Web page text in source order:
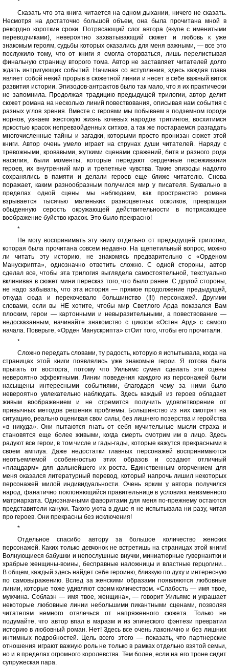
*
Сказать что эта книга читается на одном дыхании, ничего не сказать.
Несмотря на достаточно большой объем, она была прочитана мной в
рекордно короткие сроки. Потрясающий слог автора (вкупе с именитыми
переводчиками), невероятно захватывающий сюжет и любовь к уже
знакомым героям, судьбы которых оказались для меня важными, — все это
послужило тому, что от книги я смогла оторваться, лишь перелистывая
финальную страницу второго тома. Автор не заставляет читателей долго
ждать интригующих событий. Начиная со вступления, здесь каждая глава
являет собой некий прорыв в сюжетной линии и несет в себе важный виток
развития истории. Эпизодов-антрактов было так мало, что я их практически
не запомнила. Продолжая традицию предыдущей трилогии, автор делит
сюжет романа на несколько линий повествования, описывая нам события с
разных углов зрения. Вместе с героями мы побываем в подземном городе
норнов, узнаем жестокую жизнь кочевых народов тритингов, восхитимся
яркостью красок непревзойденных ситхов, а так же постараемся разгадать
многочисленные тайны и загадки, которыми просто пронизан сюжет этой
книги. Автор очень умело играет на струнах души читателей. Наряду с
тревожными, кровавыми, жуткими сценами сражений, битв и разного рода
насилия, были моменты, которые передают сердечные переживания
героев, их внутренний мир и трепетные чувства. Такие эпизоды надолго
сохранялись в памяти и делали героев еще ближе читателю. Снова
поражает, каким разнообразным получился мир у писателя. Буквально в
пределах одной сцены мы наблюдаем, как пространство романа
взрывается тысячью маленьких разноцветных осколков, превращая
обыденную серость окружающей действительности в потрясающее
воображение буйство красок. Это было прекрасно!
*
Не могу воспринимать эту книгу отдельно от предыдущей трилогии,
которая была прочитана совсем недавно. На щепетильный вопрос, можно
ли читать эту историю, не знакомясь предварительно с «Орденом
Манускрипта», однозначно ответить сложно. С одной стороны, автор
сделал все, чтобы эта трилогия выглядела самостоятельной, текстуально
вклинивая в сюжет мини пересказ того, что было ранее. С другой стороны,
не надо забывать, что эта история — прямое продолжение предыдущей,
откуда сюда и перекочевало большинство (!!!) персонажей. Другими
словами, если вы НЕ хотите, чтобы мир Светлого Арда показался Вам
плоским, герои — картонными и невыразительными, а повествование —
недосказанным, начинайте знакомство с циклом «Остен Ард» с самого
начала. Поверьте, «Орден Манускрипта» стОит того, чтобы его прочитали.
*
Сложно передать словами, ту радость, которую я испытывала, когда на
страницах этой книги появлялись уже знакомые герои. Я готова была
прыгать от восторга, потому что Уильямс сумел сделать эти сцены
невероятно эффектными. Линии поведения каждого из персонажей были
насыщены интересными событиями, благодаря чему за ними было
невероятно увлекательно наблюдать. Здесь каждый из героев обладает
живым воображением и не стремится получить удовлетворение от
привычных методов решения проблемы. Большинство из них смотрят на
ситуацию, реально оценивая свои силы, без лишнего позерства и геройства
«в никуда». Они пытаются гнать от себя мучительные мысли страха и
становятся еще более живыми, когда смерть смотрим им в лицо. Здесь
радуют все герои, в том числе и гады-гады, которые кажутся прекрасными в
своем амплуа. Даже недостатки главных персонажей воспринимаются
неотъемлемой особенностью этих образов и создают отличный
«плацдарм» для дальнейшего их роста. Единственным огорчением для
меня оказался литературный перевод, который напрочь лишил некоторых
персонажей милой индивидуальности. Очень ярким у автора получился
народ, фанатично поклоняющийся правительнице в условиях неизменного
матриархата. Однозначными фаворитами для меня по-прежнему остаются
представители кануки. Такого уюта в душе я не испытывала ни разу, читая
про героев. Они прекрасны без исключения!
*
Отдельное спасибо автору за большое количество женских
персонажей. Каких только девчонок не встретишь на страницах этой книги!
Волнующиеся бабушки и непослушные внучки, миниатюрные гувернантки и
храбрые женщины-воины, бесправные наложницы и властные герцогини...
В общем, каждый здесь найдет себе героиню, близкую по духу и интересную
по самовыражению. Вслед за женскими образами появляются любовные
линии, которые тоже удивляют своим количеством. «Слабость — имя твое,
мужчина. Соблазн — имя твое, женщина», — говорит Уильямс и украшает
некоторые любовные линии небольшими пикантными сценами, позволяя
читателям немного отвлечься от напряженного сюжета. Только не
подумайте, что автор впал в маразм и из эпического фэнтези превратил
историю в любовный роман. Нет! Здесь все очень лаконично и без лишних
интимных подробностей. Цель всего этого — показать, что партнерские
отношения играют важную роль не только в рамках отдельно взятой семьи,
но и в пределах огромного королевства. Тем более, если на его троне сидит
супружеская пара.